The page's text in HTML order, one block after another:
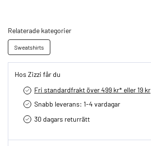
Relaterade kategorier
Sweatshirts
Hos Zizzi får du
Fri standardfrakt över 499 kr* eller 19 kr
Snabb leverans: 1-4 vardagar
30 dagars returrätt­